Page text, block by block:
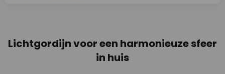
Lichtgordijn voor een harmonieuze sfeer
in huis